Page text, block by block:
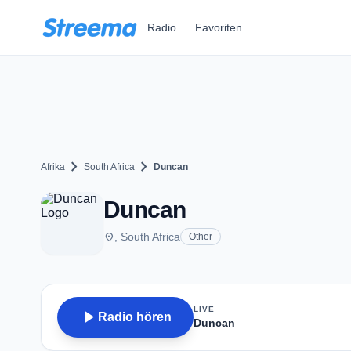
Radio Favoriten
Afrika chevron_right South Africa chevron_right Duncan
Duncan
place , South Africa Other
play_arrow Radio hören
LIVE
Duncan